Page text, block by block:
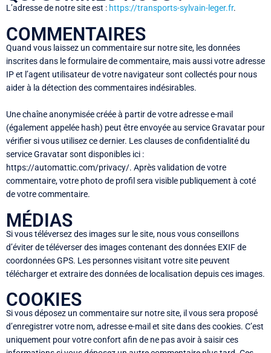
L’adresse de notre site est : https://transports-sylvain-leger.fr.
COMMENTAIRES
Quand vous laissez un commentaire sur notre site, les données
inscrites dans le formulaire de commentaire, mais aussi votre adresse
IP et l’agent utilisateur de votre navigateur sont collectés pour nous
aider à la détection des commentaires indésirables.
Une chaîne anonymisée créée à partir de votre adresse e-mail
(également appelée hash) peut être envoyée au service Gravatar pour
vérifier si vous utilisez ce dernier. Les clauses de confidentialité du
service Gravatar sont disponibles ici :
https://automattic.com/privacy/. Après validation de votre
commentaire, votre photo de profil sera visible publiquement à coté
de votre commentaire.
MÉDIAS
Si vous téléversez des images sur le site, nous vous conseillons
d’éviter de téléverser des images contenant des données EXIF de
coordonnées GPS. Les personnes visitant votre site peuvent
télécharger et extraire des données de localisation depuis ces images.
COOKIES
Si vous déposez un commentaire sur notre site, il vous sera proposé
d’enregistrer votre nom, adresse e-mail et site dans des cookies. C’est
uniquement pour votre confort afin de ne pas avoir à saisir ces